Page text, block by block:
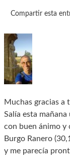
Compartir esta
Muchas gracias a
Salía esta
con buen ánimo y
Burgo Ranero
y me parecía